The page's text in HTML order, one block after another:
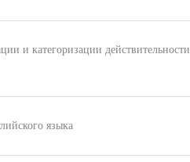
и категоризации действительности.
языка